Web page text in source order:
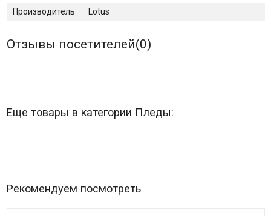
Производитель
Lotus
Отзывы посетителей(0)
Еще товары в категории Пледы:
Рекомендуем посмотреть